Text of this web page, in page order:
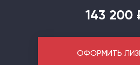
143 200
ОФОРМИТЬ